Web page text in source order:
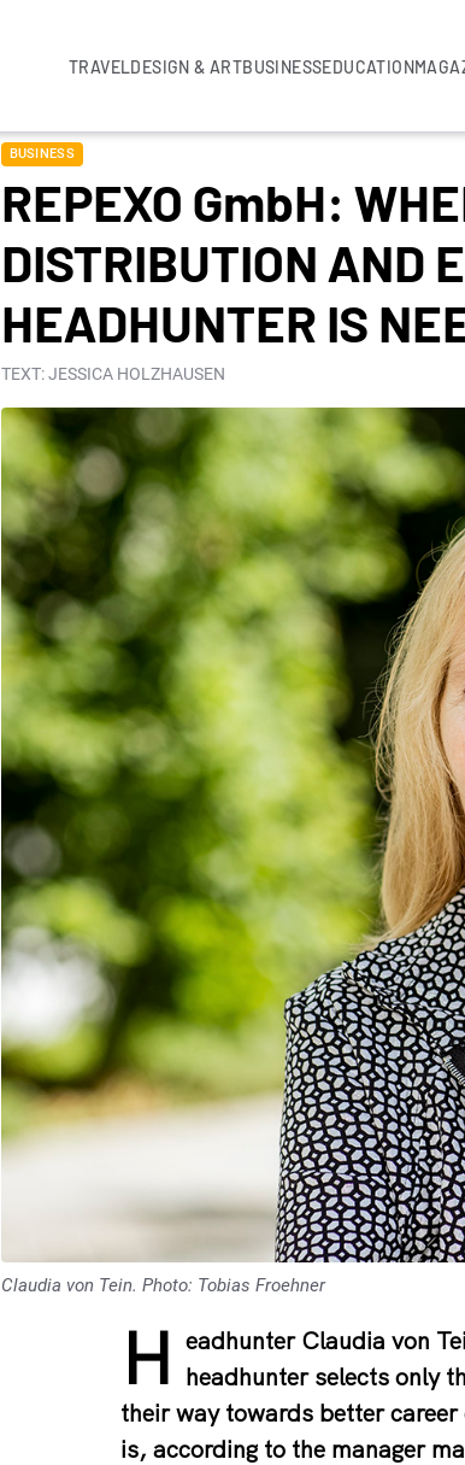
TRAVELDESIGN & ARTBUSINESSEDUCATION
BUSINESS
REPEXO GmbH:
DISTRIBUTION AND
HEADHUNTER IS
TEXT: JESSICA HOLZHAUSEN
Claudia von Tein. Photo: Tobias Froehner
H eadhunter Claudia von
headhunter selects only
their way towards better
is, according to the manager